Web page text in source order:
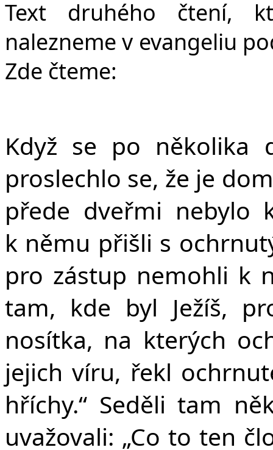
Text druhého čtení,
nalezneme v evangeliu
Zde čteme:
Když se po několika
proslechlo se, že je
přede dveřmi
k němu přišli s
pro zástup nemohli k
tam, kde byl Ježíš,
nosítka, na kterých
jejich víru, řekl
hříchy.“ Seděli tam
uvažovali: „Co to ten